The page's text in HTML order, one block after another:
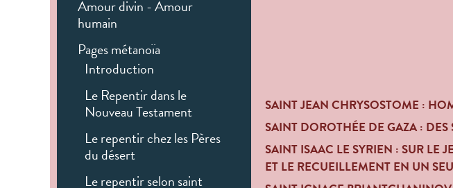
Amour divin - Amour
humain
Pages métanoïa
Introduction
Le Repentir dans le
Nouveau Testament
Le repentir chez les Pères
du désert
Le repentir selon saint
SAINT JEAN CHRYSOSTOME :
SAINT DOROTHÉE DE GAZA : DES
SAINT ISAAC LE SYRIEN : SUR LE
ET LE RECUEILLEMENT EN UN